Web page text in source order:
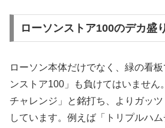
ローソンストア100のデカ盛
ローソン本体だけでなく、緑の看
ンストア100」も負けてはいません
チャレンジ」と銘打ち、よりガッ
しています。例えば「トリプルハム